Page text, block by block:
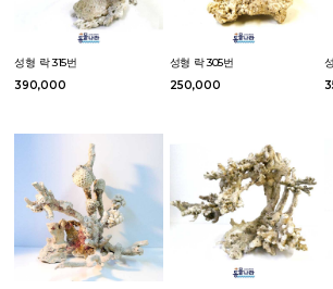
성형 락 315번
390,000
성형 락 305번
250,000